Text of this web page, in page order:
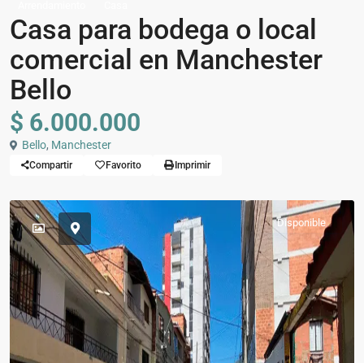
Casa para bodega o local
comercial en Manchester
Bello
$ 6.000.000
Bello, Manchester
Compartir Favorito Imprimir
Disponible